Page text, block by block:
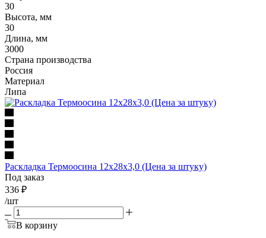
30
Высота, мм
30
Длина, мм
3000
Страна производства
Россия
Материал
Липа
Раскладка Термоосина 12х28х3,0 (Цена за штуку)
Под заказ
336 ₽
/шт
В корзину